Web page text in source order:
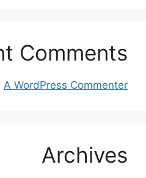
Comments
A WordPress Commenter
Archives